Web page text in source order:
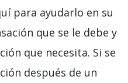
para ayudarlo en su
que se le debe y
que necesita. Si se
después de un